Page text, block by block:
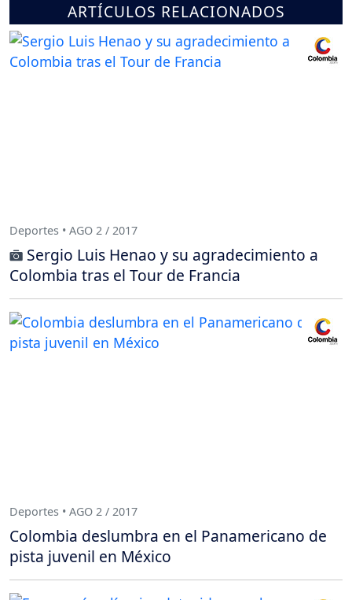
ARTÍCULOS RELACIONADOS
Deportes • AGO 2 / 2017
Sergio Luis Henao y su agradecimiento a
Colombia tras el Tour de Francia
Deportes • AGO 2 / 2017
Colombia deslumbra en el Panamericano de
pista juvenil en México